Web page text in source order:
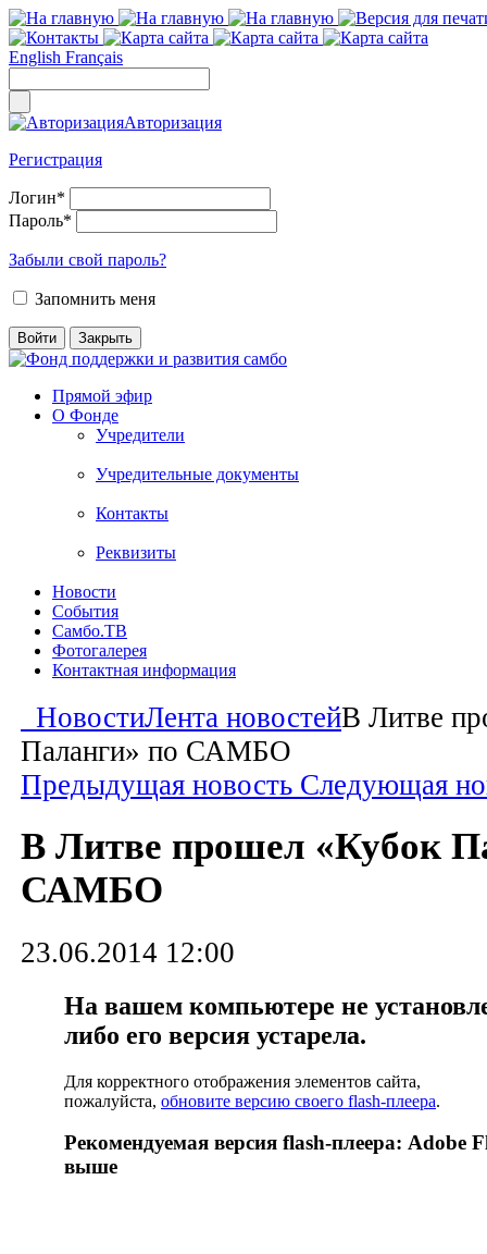
English Français
Авторизация
Регистрация
Логин*
Пароль*
Забыли свой пароль?
Запомнить меня
Прямой эфир
О Фонде
Учредители
Учредительные документы
Контакты
Реквизиты
Новости
События
Самбо.ТВ
Фотогалерея
Контактная информация
НовостиЛента новостейВ Литве
Паланги» по САМБО
Предыдущая новость Следующая
В Литве прошел «Кубок
САМБО
23.06.2014 12:00
На вашем компьютере не
либо его версия устарела.
Для корректного отображения элементов сайта,
пожалуйста, обновите версию своего flash-плеера.
Рекомендуемая версия flash-плеера: Adobe
выше